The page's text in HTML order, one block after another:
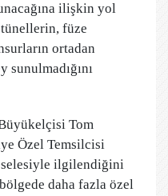
ilişkin yol
füze
ortadan
sunulmadığını
Tom
Özel Temsilcisi
ilgilendiğini
daha fazla özel